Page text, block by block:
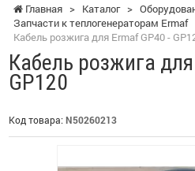
Главная > Каталог >
Запчасти к теплогенераторам Ermaf
Кабель розжига для Ermaf GP40 -
Кабель розжига
GP120
Код товара: N50260213